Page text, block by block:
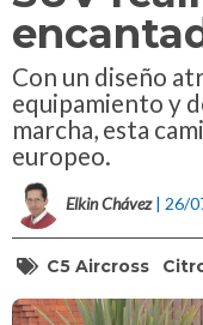
Con un diseño
equipamiento y
marcha, esta
europeo.
Elkin Chávez | 26/
C5 Aircross